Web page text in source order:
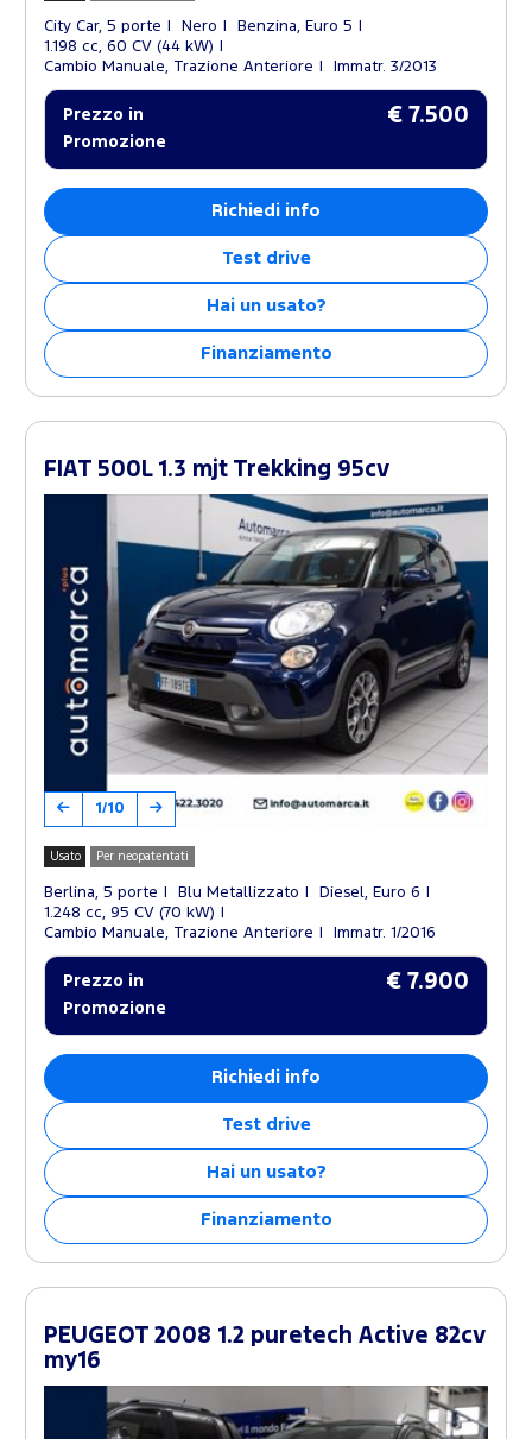
City Car, 5 porte Nero
Benzina, Euro 5
1.198 cc, 60 CV (44 kW)
Cambio Manuale, Trazione Anteriore
Immatr. 3/2013
Prezzo in
Promozione
€ 7.500
Richiedi info
Test drive
Hai un usato?
Finanziamento
FIAT 500L 1.3 mjt Trekking 95cv
1/10
Usato Per neopatentati
Berlina, 5 porte Blu Metallizzato
Diesel, Euro 6
1.248 cc, 95 CV (70 kW)
Cambio Manuale, Trazione Anteriore
Immatr. 1/2016
Prezzo in
Promozione
€ 7.900
Richiedi info
Test drive
Hai un usato?
Finanziamento
PEUGEOT 2008 1.2 puretech Active 82cv
my16